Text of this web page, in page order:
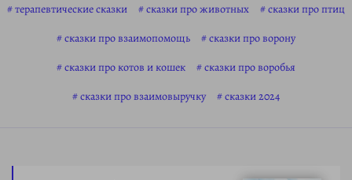
терапевтические сказки
сказки про животных
сказки про птиц
сказки про взаимопомощь
сказки про ворону
сказки про котов и кошек
сказки про воробья
сказки про взаимовыручку
сказки 2024